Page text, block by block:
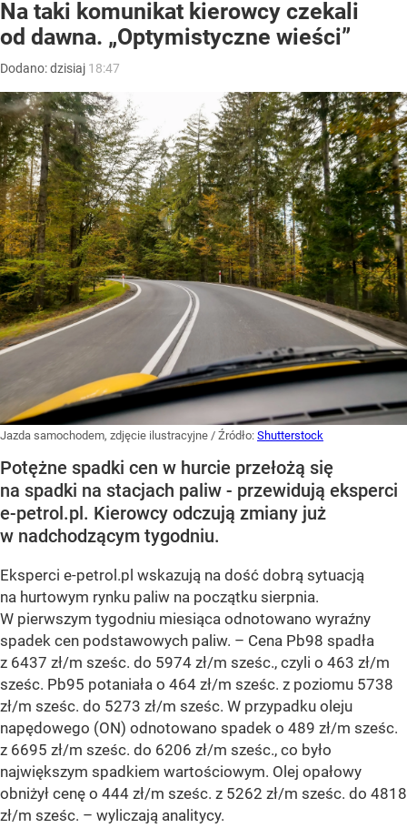
Na taki komunikat kierowcy czekali
od dawna. „Optymistyczne wieści”
Dodano:dzisiaj 18:47
Jazda samochodem, zdjęcie ilustracyjne / Źródło: Shutterstock
Potężne spadki cen w hurcie przełożą się
na spadki na stacjach paliw - przewidują eksperci
e-petrol.pl. Kierowcy odczują zmiany już
w nadchodzącym tygodniu.
Eksperci e-petrol.pl wskazują na dość dobrą sytuacją
na hurtowym rynku paliw na początku sierpnia.
W pierwszym tygodniu miesiąca odnotowano wyraźny
spadek cen podstawowych paliw. – Cena Pb98 spadła
z 6437 zł/m sześc. do 5974 zł/m sześc., czyli o 463 zł/m
sześc. Pb95 potaniała o 464 zł/m sześc. z poziomu 5738
zł/m sześc. do 5273 zł/m sześc. W przypadku oleju
napędowego (ON) odnotowano spadek o 489 zł/m sześc.
z 6695 zł/m sześc. do 6206 zł/m sześc., co było
największym spadkiem wartościowym. Olej opałowy
obniżył cenę o 444 zł/m sześc. z 5262 zł/m sześc. do 4818
zł/m sześc. – wyliczają analitycy.